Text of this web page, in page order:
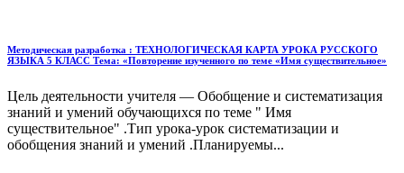
Методическая разработка : ТЕХНОЛОГИЧЕСКАЯ КАРТА УРОКА РУССКОГО
ЯЗЫКА 5 КЛАСС Тема: «Повторение изученного по теме «Имя существительное»
Цель деятельности учителя — Обобщение и систематизация
знаний и умений обучающихся по теме " Имя
существительное" .Тип урока-урок систематизации и
обобщения знаний и умений .Планируемы...